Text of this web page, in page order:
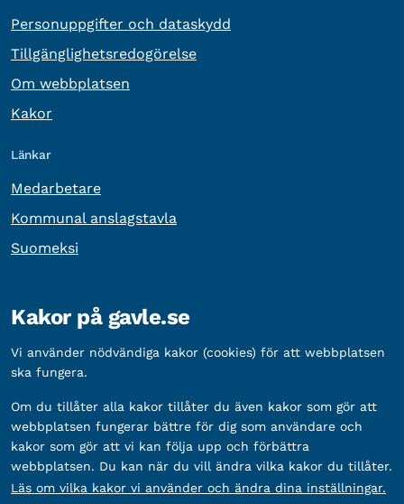
Personuppgifter och dataskydd
Tillgänglighetsredogörelse
Om webbplatsen
Kakor
Länkar
Medarbetare
Kommunal anslagstavla
Suomeksi
Organisationsnummer: 212000-2338
Bankgironummer: 5888-2333
Kakor på gavle.se
Vi använder nödvändiga kakor (cookies) för att webbplatsen
ska fungera.
Om du tillåter alla kakor tillåter du även kakor som gör att
webbplatsen fungerar bättre för dig som användare och
kakor som gör att vi kan följa upp och förbättra
webbplatsen. Du kan när du vill ändra vilka kakor du tillåter.
Läs om vilka kakor vi använder och ändra dina inställningar.